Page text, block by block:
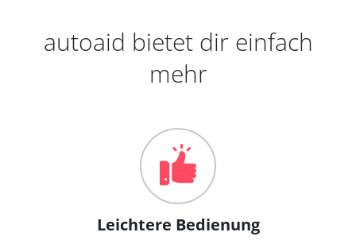
autoaid bietet dir einfach
mehr
Leichtere Bedienung